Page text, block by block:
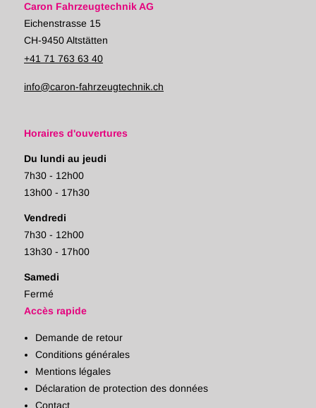
Caron Fahrzeugtechnik AG
Eichenstrasse 15
CH-9450 Altstätten
+41 71 763 63 40
info@caron-fahrzeugtechnik.ch
Horaires d'ouvertures
Du lundi au jeudi
7h30 - 12h00
13h00 - 17h30
Vendredi
7h30 - 12h00
13h30 - 17h00
Samedi
Fermé
Accès rapide
Demande de retour
Conditions générales
Mentions légales
Déclaration de protection des données
Contact